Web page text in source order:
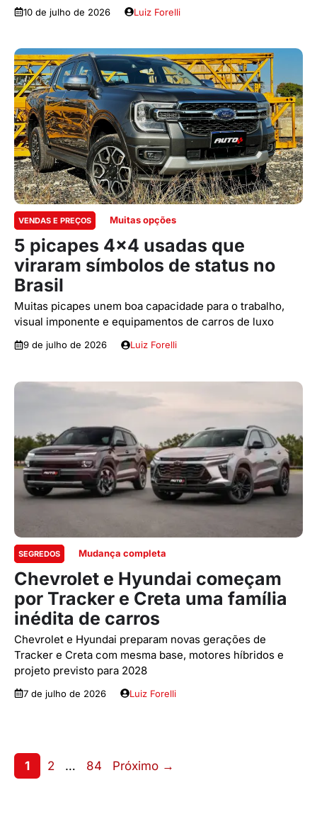
10 de julho de 2026 Luiz Forelli
VENDAS E PREÇOS Muitas opções
5 picapes 4×4 usadas que
viraram símbolos de status no
Brasil
Muitas picapes unem boa capacidade para o trabalho,
visual imponente e equipamentos de carros de luxo
9 de julho de 2026 Luiz Forelli
SEGREDOS Mudança completa
Chevrolet e Hyundai começam
por Tracker e Creta uma família
inédita de carros
Chevrolet e Hyundai preparam novas gerações de
Tracker e Creta com mesma base, motores híbridos e
projeto previsto para 2028
7 de julho de 2026 Luiz Forelli
Page
1 Page
2 … Page
84 Próximo →